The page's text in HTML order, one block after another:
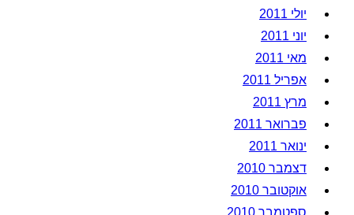
יולי 2011
יוני 2011
מאי 2011
אפריל 2011
מרץ 2011
פברואר 2011
ינואר 2011
דצמבר 2010
אוקטובר 2010
ספטמבר 2010